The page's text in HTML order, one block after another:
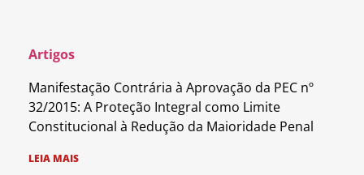
Artigos
Manifestação Contrária à Aprovação da PEC nº
32/2015: A Proteção Integral como Limite
Constitucional à Redução da Maioridade Penal
LEIA MAIS